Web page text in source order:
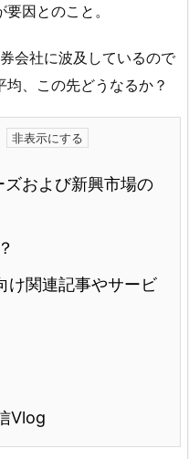
因とのこと。
会社に波及しているので
、この先どうなるか？
および新興市場の
け関連記事やサービ
Vlog